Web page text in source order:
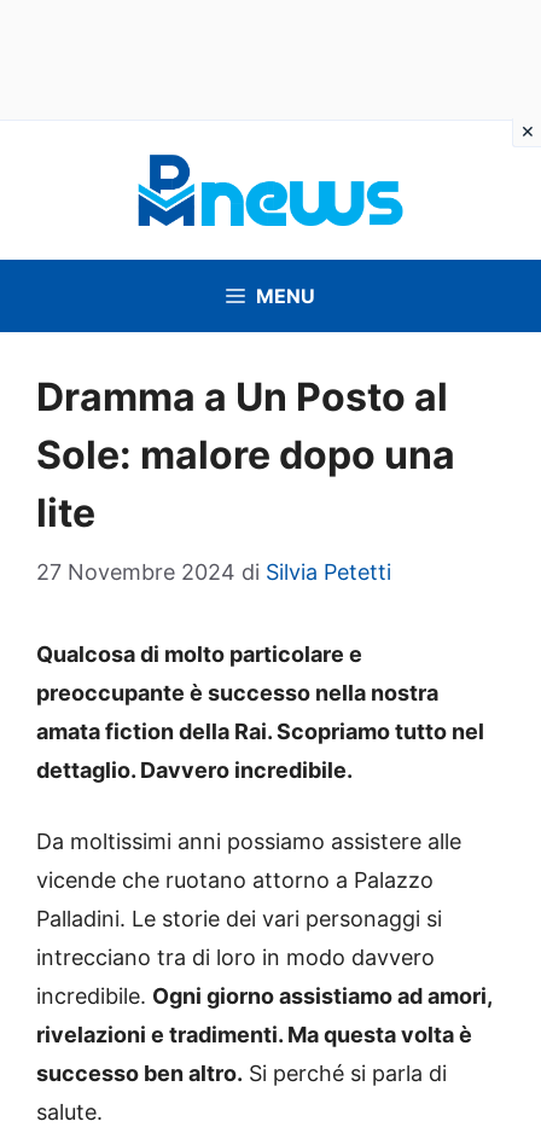
MENU
Dramma a Un Posto al
Sole: malore dopo una
lite
27 Novembre 2024 di Silvia Petetti
Qualcosa di molto particolare e
preoccupante è successo nella nostra
amata fiction della Rai. Scopriamo tutto nel
dettaglio. Davvero incredibile.
Da moltissimi anni possiamo assistere alle
vicende che ruotano attorno a Palazzo
Palladini. Le storie dei vari personaggi si
intrecciano tra di loro in modo davvero
incredibile. Ogni giorno assistiamo ad amori,
rivelazioni e tradimenti. Ma questa volta è
successo ben altro. Si perché si parla di
salute.